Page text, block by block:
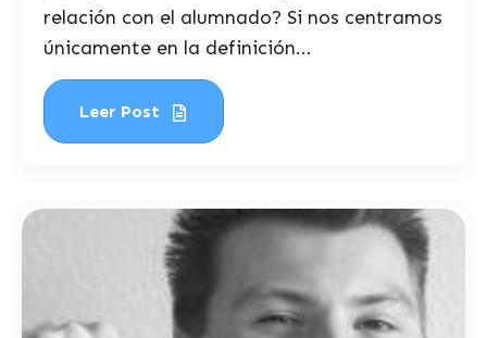
relación con el alumnado? Si nos centramos
únicamente en la definición...
Leer Post